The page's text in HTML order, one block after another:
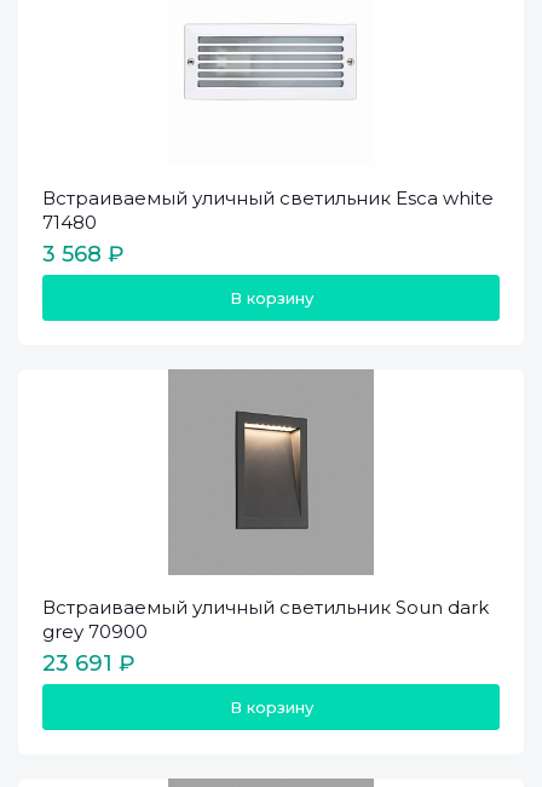
Встраиваемый уличный светильник Esca white
71480
3 568 ₽
В корзину
Встраиваемый уличный светильник Soun dark
grey 70900
23 691 ₽
В корзину